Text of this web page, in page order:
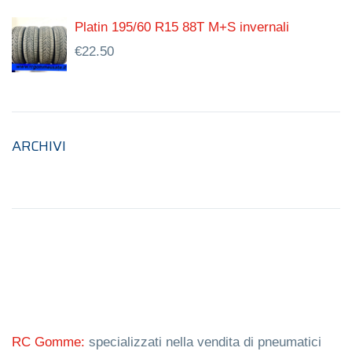
Platin 195/60 R15 88T M+S invernali
€22.50
ARCHIVI
RC Gomme: specializzati nella vendita di pneumatici